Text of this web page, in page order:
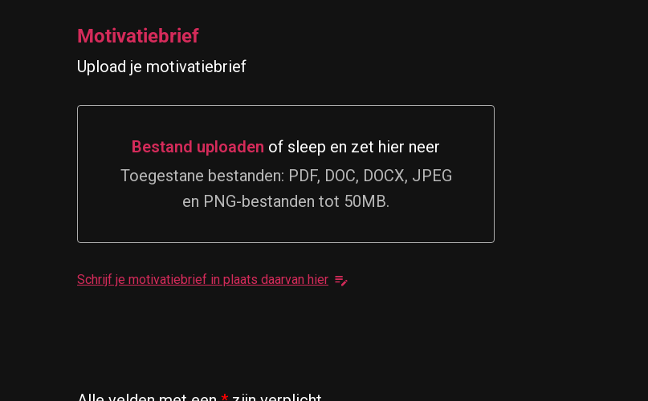
Motivatiebrief
Upload je motivatiebrief
Bestand uploaden of sleep en zet hier neer
Bestand uploaden of sleep en zet hier neer
Toegestane bestanden: PDF, DOC, DOCX, JPEG
en PNG-bestanden tot 50MB.
Schrijf je motivatiebrief in plaats daarvan hier